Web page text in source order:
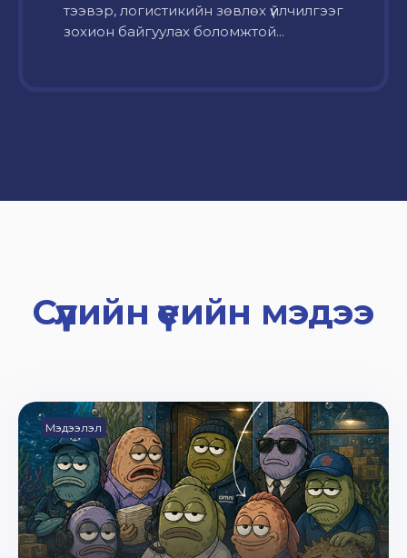
тээвэр, логистикийн зөвлөх үйлчилгээг
зохион байгуулах боломжтой...
Сүүлийн үеийн мэдээ
Мэдээлэл